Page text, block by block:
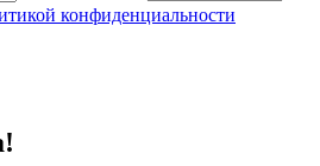
конфиденциальности